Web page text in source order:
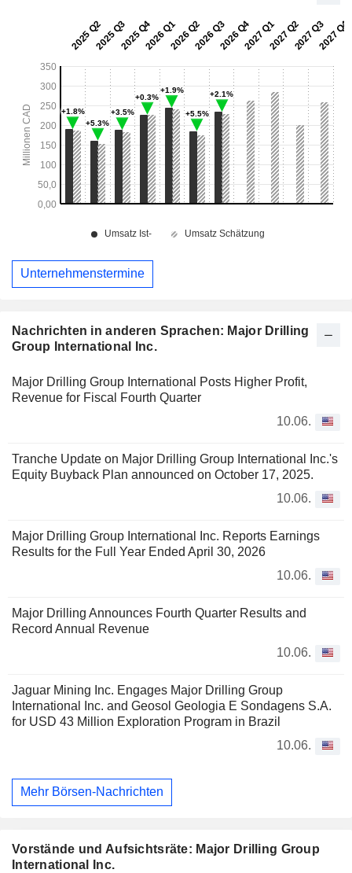
Nachrichten in anderen Sprachen: Major Drilling
Group International Inc.
Major Drilling Group International Posts Higher Profit,
Revenue for Fiscal Fourth Quarter
10.06.
Tranche Update on Major Drilling Group International Inc.'s
Equity Buyback Plan announced on October 17, 2025.
10.06.
Major Drilling Group International Inc. Reports Earnings
Results for the Full Year Ended April 30, 2026
10.06.
Major Drilling Announces Fourth Quarter Results and
Record Annual Revenue
10.06.
Jaguar Mining Inc. Engages Major Drilling Group
International Inc. and Geosol Geologia E Sondagens S.A.
for USD 43 Million Exploration Program in Brazil
10.06.
Mehr Börsen-Nachrichten
Vorstände und Aufsichtsräte: Major Drilling Group
International Inc.
Unternehmenstermine